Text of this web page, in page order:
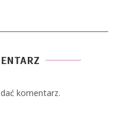
komentarz.